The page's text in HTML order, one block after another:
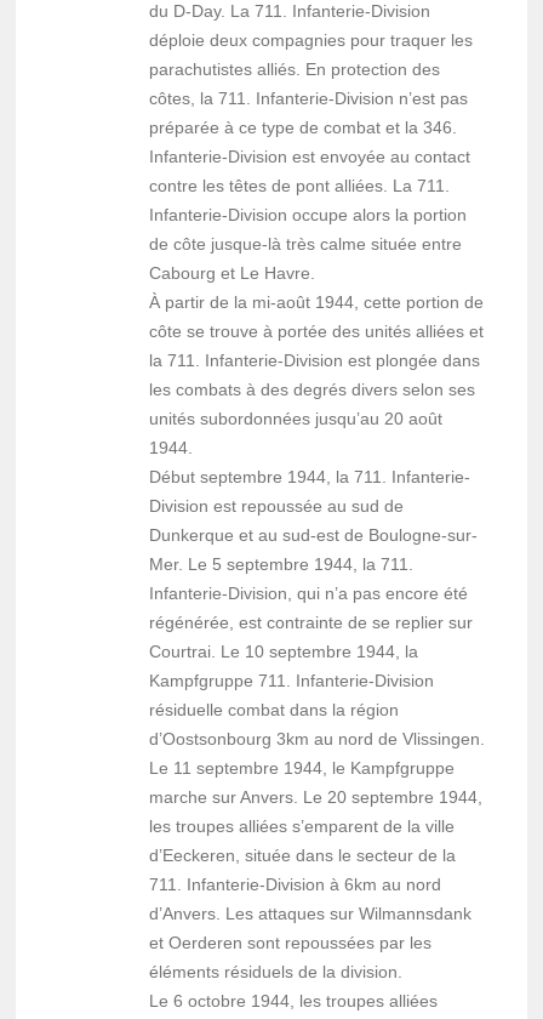
du D-Day. La 711. Infanterie-Division
déploie deux compagnies pour traquer les
parachutistes alliés. En protection des
côtes, la 711. Infanterie-Division n’est pas
préparée à ce type de combat et la 346.
Infanterie-Division est envoyée au contact
contre les têtes de pont alliées. La 711.
Infanterie-Division occupe alors la portion
de côte jusque-là très calme située entre
Cabourg et Le Havre.
À partir de la mi-août 1944, cette portion de
côte se trouve à portée des unités alliées et
la 711. Infanterie-Division est plongée dans
les combats à des degrés divers selon ses
unités subordonnées jusqu’au 20 août
1944.
Début septembre 1944, la 711. Infanterie-
Division est repoussée au sud de
Dunkerque et au sud-est de Boulogne-sur-
Mer. Le 5 septembre 1944, la 711.
Infanterie-Division, qui n’a pas encore été
régénérée, est contrainte de se replier sur
Courtrai. Le 10 septembre 1944, la
Kampfgruppe 711. Infanterie-Division
résiduelle combat dans la région
d’Oostsonbourg 3km au nord de Vlissingen.
Le 11 septembre 1944, le Kampfgruppe
marche sur Anvers. Le 20 septembre 1944,
les troupes alliées s’emparent de la ville
d’Eeckeren, située dans le secteur de la
711. Infanterie-Division à 6km au nord
d’Anvers. Les attaques sur Wilmannsdank
et Oerderen sont repoussées par les
éléments résiduels de la division.
Le 6 octobre 1944, les troupes alliées